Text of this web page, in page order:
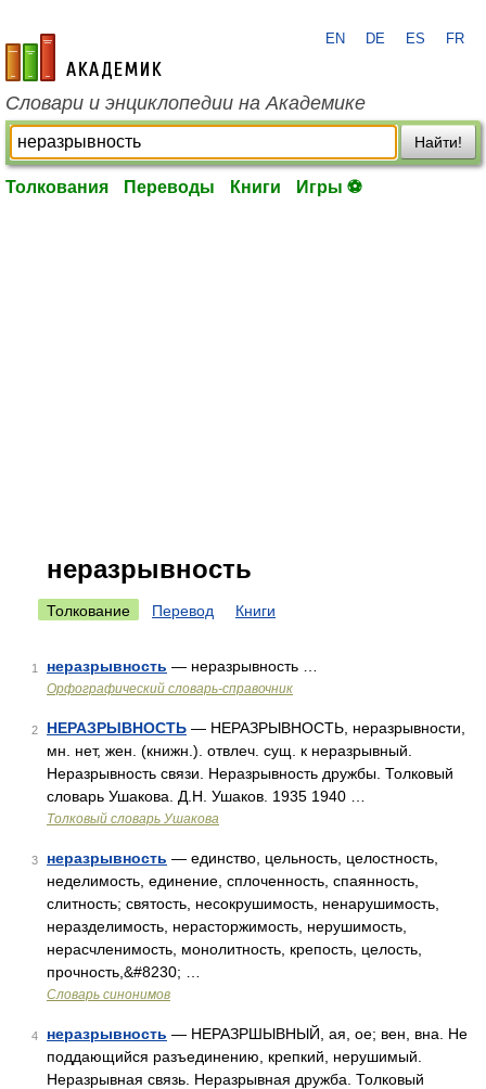
academic.ru
EN DE ES FR
Словари и энциклопедии на Академике
Найти!
Толкования Переводы Книги Игры ⚽
неразрывность
Толкование Перевод Книги
1 неразрывность — неразрывность …
Орфографический словарь-справочник
2 НЕРАЗРЫВНОСТЬ — НЕРАЗРЫВНОСТЬ, неразрывности,
мн. нет, жен. (книжн.). отвлеч. сущ. к неразрывный.
Неразрывность связи. Неразрывность дружбы. Толковый
словарь Ушакова. Д.Н. Ушаков. 1935 1940 …
Толковый словарь Ушакова
3 неразрывность — единство, цельность, целостность,
неделимость, единение, сплоченность, спаянность,
слитность; святость, несокрушимость, ненарушимость,
неразделимость, нерасторжимость, нерушимость,
нерасчленимость, монолитность, крепость, целость,
прочность,&#8230; …
Словарь синонимов
4 неразрывность — НЕРАЗРШЫВНЫЙ, ая, ое; вен, вна. Не
поддающийся разъединению, крепкий, нерушимый.
Неразрывная связь. Неразрывная дружба. Толковый